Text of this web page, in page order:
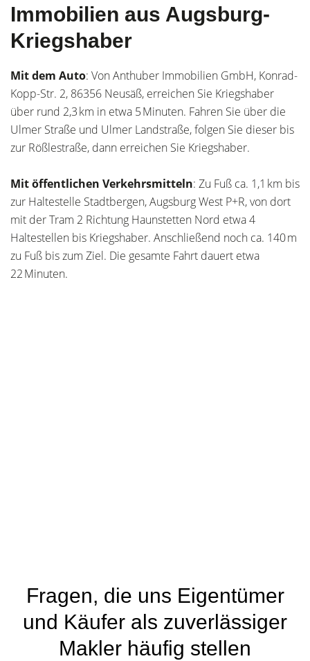
Immobilien aus Augsburg-
Kriegshaber
Mit dem Auto: Von Anthuber Immobilien GmbH, Konrad-
Kopp-Str. 2, 86356 Neusäß, erreichen Sie Kriegshaber
über rund 2,3 km in etwa 5 Minuten. Fahren Sie über die
Ulmer Straße und Ulmer Landstraße, folgen Sie dieser bis
zur Rößlestraße, dann erreichen Sie Kriegshaber.
Mit öffentlichen Verkehrsmitteln: Zu Fuß ca. 1,1 km bis
zur Haltestelle Stadtbergen, Augsburg West P+R, von dort
mit der Tram 2 Richtung Haunstetten Nord etwa 4
Haltestellen bis Kriegshaber. Anschließend noch ca. 140 m
zu Fuß bis zum Ziel. Die gesamte Fahrt dauert etwa
22 Minuten.
Fragen, die uns Eigentümer
und Käufer als zuverlässiger
Makler häufig stellen